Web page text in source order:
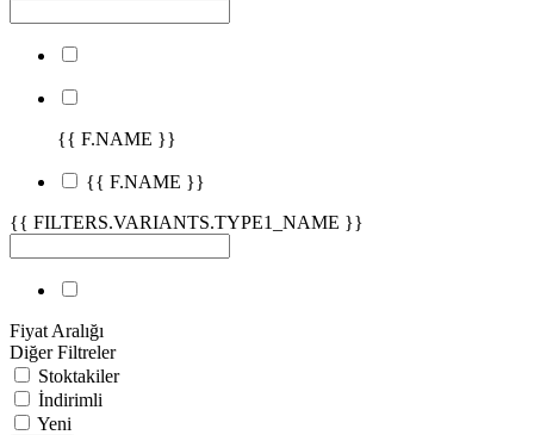
{{ F.NAME }}
{{ F.NAME }}
{{ FILTERS.VARIANTS.TYPE1_NAME }}
Fiyat Aralığı
Diğer Filtreler
Stoktakiler
İndirimli
Yeni